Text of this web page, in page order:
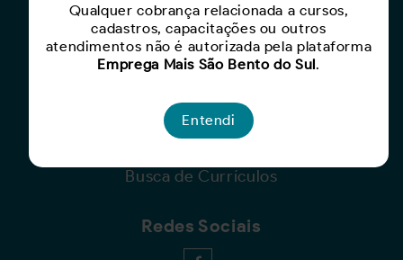
Busca de Oportunidades
Cadastro de Currículo
Capacite-se
Para Empresas
Busca de Currículos
Redes Sociais
Qualquer cobrança relacionada a cursos,
cadastros, capacitações ou outros
atendimentos não é autorizada pela plataforma
Emprega Mais São Bento do Sul.
Entendi